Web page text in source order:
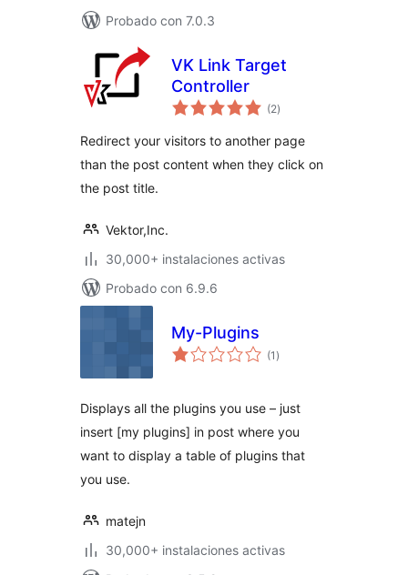
Probado con 7.0.3
VK Link Target
Controller
(2evaluación
total
)
Redirect your visitors to another page
than the post content when they click on
the post title.
Vektor,Inc.
30,000+ instalaciones activas
Probado con 6.9.6
My-Plugins
(1 evaluación
total
)
Displays all the plugins you use – just
insert [my plugins] in post where you
want to display a table of plugins that
you use.
matejn
30,000+ instalaciones activas